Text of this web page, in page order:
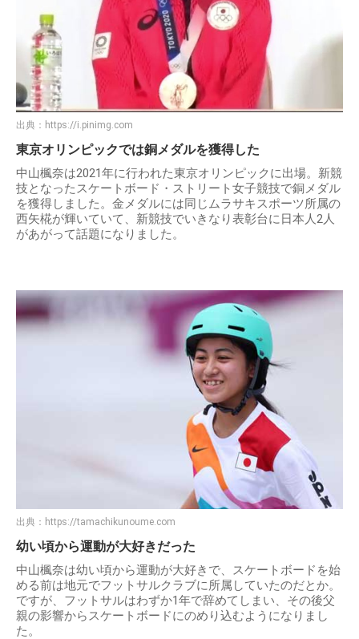
出典： https://i.pinimg.com
東京オリンピックでは銅メダルを獲得した
中山楓奈は2021年に行われた東京オリンピックに出場。新競
技となったスケートボード・ストリート女子競技で銅メダル
を獲得しました。金メダルには同じムラサキスポーツ所属の
西矢椛が輝いていて、新競技でいきなり表彰台に日本人2人
があがって話題になりました。
出典： https://tamachikunoume.com
幼い頃から運動が大好きだった
中山楓奈は幼い頃から運動が大好きで、スケートボードを始
める前は地元でフットサルクラブに所属していたのだとか。
ですが、フットサルはわずか1年で辞めてしまい、その後父
親の影響からスケートボードにのめり込むようになりまし
た。